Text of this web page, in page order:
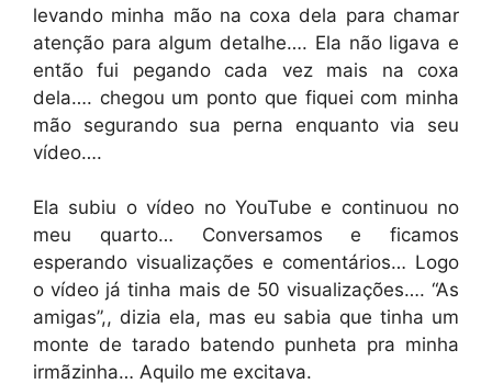
levando minha mão na coxa dela para chamar
atenção para algum detalhe…. Ela não ligava e
então fui pegando cada vez mais na coxa
dela…. chegou um ponto que fiquei com minha
mão segurando sua perna enquanto via seu
vídeo….
Ela subiu o vídeo no YouTube e continuou no
meu quarto… Conversamos e ficamos
esperando visualizações e comentários… Logo
o vídeo já tinha mais de 50 visualizações…. “As
amigas”,, dizia ela, mas eu sabia que tinha um
monte de tarado batendo punheta pra minha
irmãzinha… Aquilo me excitava.